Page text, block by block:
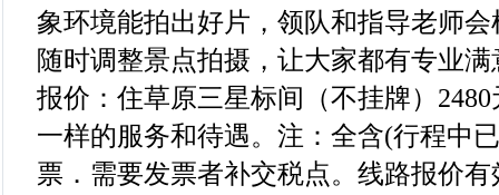
象环境能拍出好片，领队和指导老师
随时调整景点拍摄，让大家都有专业
报价：住草原三星标间（不挂牌）
一样的服务和待遇。注：全含(行程中
票．需要发票者补交税点。线路报价有